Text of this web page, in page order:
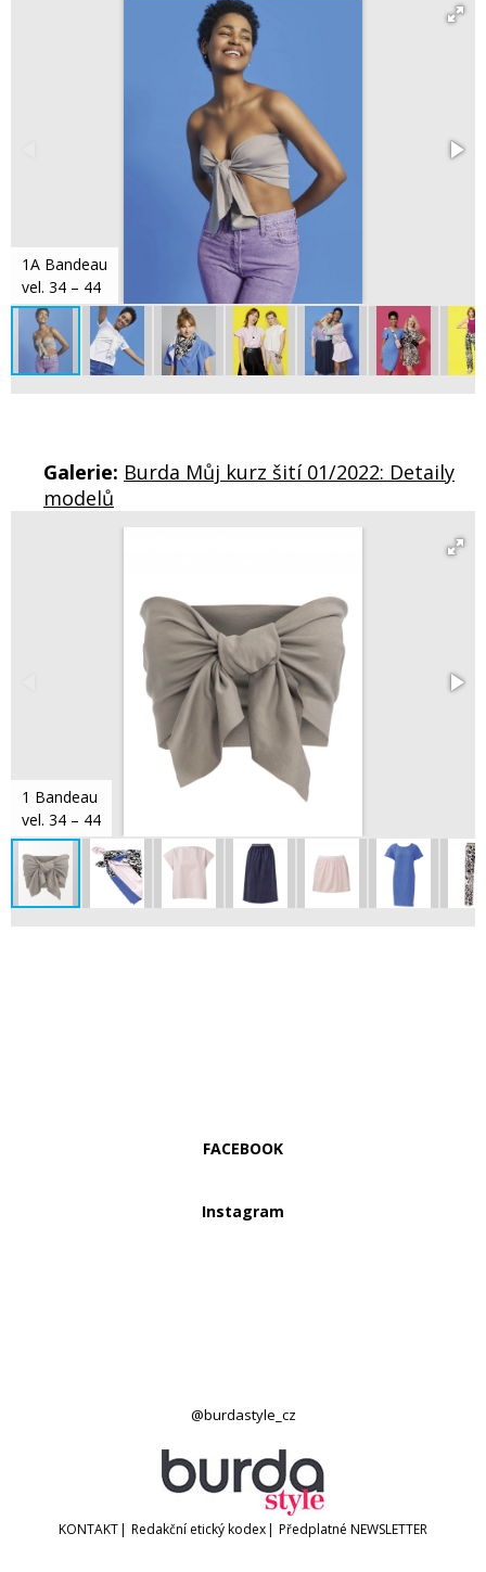
1A Bandeau
vel. 34 – 44
Galerie: Burda Můj kurz šití 01/2022: Detaily
modelů
1 Bandeau
vel. 34 – 44
FACEBOOK
Instagram
@burdastyle_cz
KONTAKT| Redakční etický kodex| Předplatné NEWSLETTER